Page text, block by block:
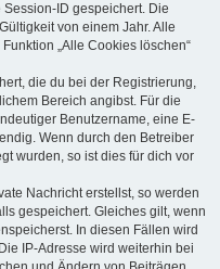
ID gespeichert. Die
von einem Jahr. Alle
„Alle Cookies löschen“
die du bei der Registrierung,
Bereich angibst. Für die
Benutzername, eine E-
Wenn durch den Betreiber
wurden, so ist dies für dich vor
Nachricht erstellst, so werden
gespeichert. Gleiches gilt, wenn
In diesen Fällen wird
IP-Adresse wird weiterhin bei